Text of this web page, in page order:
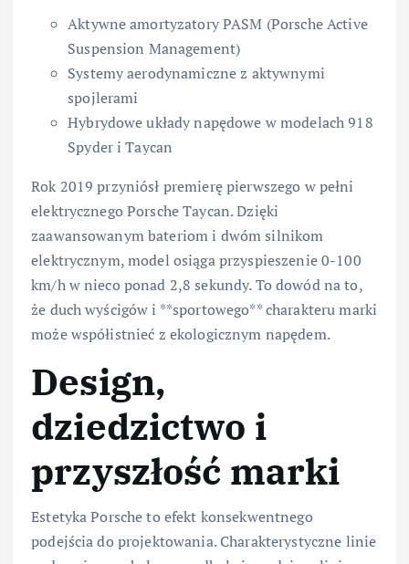
Aktywne amortyzatory PASM (Porsche Active
Suspension Management)
Systemy aerodynamiczne z aktywnymi
spojlerami
Hybrydowe układy napędowe w modelach 918
Spyder i Taycan
Rok 2019 przyniósł premierę pierwszego w pełni
elektrycznego Porsche Taycan. Dzięki
zaawansowanym bateriom i dwóm silnikom
elektrycznym, model osiąga przyspieszenie 0-100
km/h w nieco ponad 2,8 sekundy. To dowód na to,
że duch wyścigów i **sportowego** charakteru marki
może współistnieć z ekologicznym napędem.
Design,
dziedzictwo i
przyszłość marki
Estetyka Porsche to efekt konsekwentnego
podejścia do projektowania. Charakterystyczne linie